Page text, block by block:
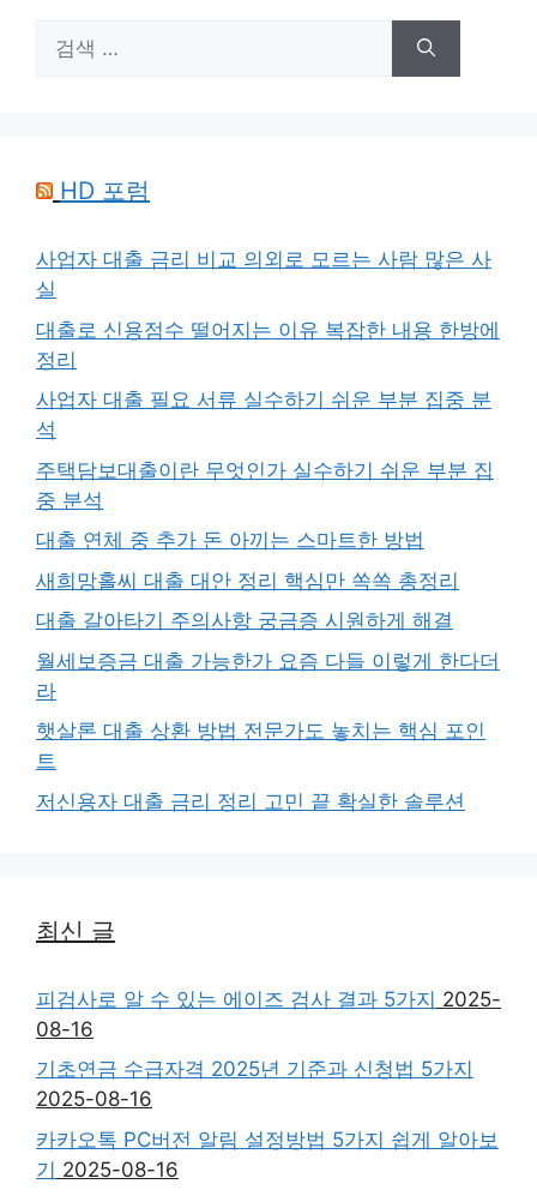
색:
HD 포럼
사업자 대출 금리 비교 의외로 모르는 사람 많은 사
실
대출로 신용점수 떨어지는 이유 복잡한 내용 한방에
정리
사업자 대출 필요 서류 실수하기 쉬운 부분 집중 분
석
주택담보대출이란 무엇인가 실수하기 쉬운 부분 집
중 분석
대출 연체 중 추가 돈 아끼는 스마트한 방법
새희망홀씨 대출 대안 정리 핵심만 쏙쏙 총정리
대출 갈아타기 주의사항 궁금증 시원하게 해결
월세보증금 대출 가능한가 요즘 다들 이렇게 한다더
라
햇살론 대출 상환 방법 전문가도 놓치는 핵심 포인
트
저신용자 대출 금리 정리 고민 끝 확실한 솔루션
최신 글
피검사로 알 수 있는 에이즈 검사 결과 5가지 2025-
08-16
기초연금 수급자격 2025년 기준과 신청법 5가지
2025-08-16
카카오톡 PC버전 알림 설정방법 5가지 쉽게 알아보
기 2025-08-16